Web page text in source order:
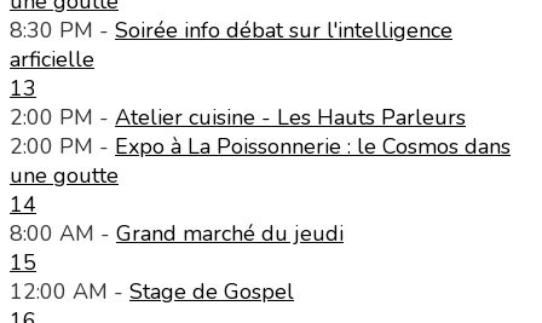
8:30 PM - Soirée info débat sur l'intelligence
arficielle
13
2:00 PM - Atelier cuisine - Les Hauts Parleurs
2:00 PM - Expo à La Poissonnerie : le Cosmos dans
une goutte
14
8:00 AM - Grand marché du jeudi
15
12:00 AM - Stage de Gospel